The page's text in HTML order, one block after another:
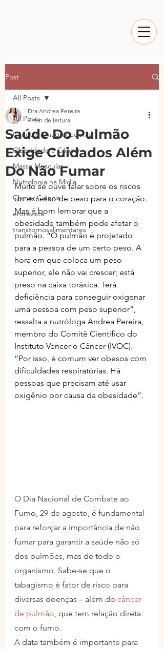
Post
All Posts
Canetas Emagrecedoras
Obesidade e Câncer
Massa Muscular
Nutrologia na Mídia
Comer Ciência
entrevista
transtornosalimentares
All Posts
Saúde Do Pulmão
Exige Cuidados Além
Do Não Fumar
Dra.Andrea Pereira
4 min de leitura
Muito se ouve falar sobre os riscos
do excesso de peso para o coração.
Mas é bom lembrar que a
obesidade também pode afetar o
pulmão. “O pulmão é projetado
para a pessoa de um certo peso. A
hora em que coloca um peso
superior, ele não vai crescer; está
preso na caixa toráxica. Terá
deficiência para conseguir oxigenar
uma pessoa com peso superior”,
ressalta a nutróloga Andrea Pereira,
membro do Comitê Científico do
Instituto Vencer o Câncer (IVOC).
“Por isso, é comum ver obesos com
dificuldades respiratórias. Há
pessoas que precisam até usar
oxigênio por causa da obesidade”.
O Dia Nacional de Combate ao
Fumo, 29 de agosto, é fundamental
para reforçar a importância de não
fumar para garantir a saúde não só
dos pulmões, mas de todo o
organismo. Sabe-se que o
tabagismo é fator de risco para
diversas doenças – além do câncer
de pulmão, que tem relação direta
com o fumo.
A data também é importante para